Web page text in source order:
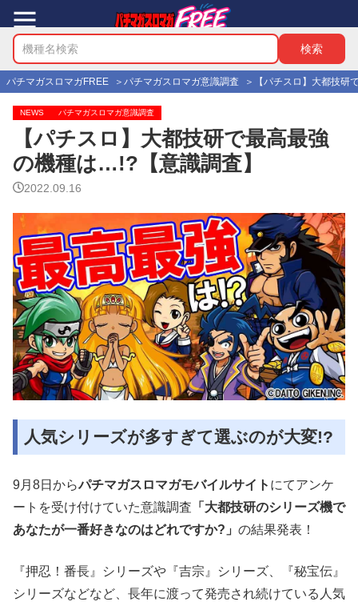
パチマガスロマガFREE パチマガスロマガ意識調査 【パチスロ】大都技
NEWS パチマガスロマガ意識調査
【パチスロ】大都技研で最高最強
の機種は…!?【意識調査】
2022.09.16
人気シリーズが多すぎて選ぶのが大変!?
9月8日からパチマガスロマガモバイルサイト にてアンケ
ートを受け付けていた意識調査 「大都技研のシリーズ機で
あなたが一番好きなのはどれですか?」 の結果発表！
『押忍！番長』シリーズや『吉宗』シリーズ、『秘宝伝』
シリーズなどなど、長年に渡って発売され続けている人気